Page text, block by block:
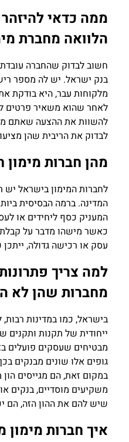
ממה כדאי
הלוואה מחברת
חשוב לבדוק שהחברה
בנק ישראל. יש לה מספר
מלקוחות עבר, היא בודקת
לאחר שהוא משאיר פרטים
להשוות את ההצעה שאתם
לבדוק את הריבית שהן
מהן חברות מימון
לחברות המימון בישראל יש
המדינה. ברמה הבסיסית
המעניק כסף ליחידים או
כאשר מישהו מדבר על
עסק או רכישה גדולה,
למה צריך
מחברות שהן לא
בישראל, כמו במדינות
ייחודית של תקנות ותקנים
מבטיחים שעסקים פועלים
גופים אלו שונים מבנקים
במקום זאת, הם מגייסים
משקיעים מוסדיים, בנקים
שיש להם את ההון הזה, הם
איך חברות מימון